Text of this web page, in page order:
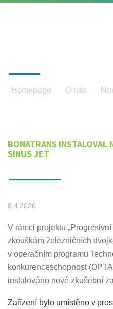
Homepage O nás
BONATRANS INSTALOVAL
SINUS JET
8.4.2026
V rámci projektu
zkouškám železničních
v operačním programu
konkurenceschopnost
instalováno nové zkušební
Zařízení bylo umístěno v